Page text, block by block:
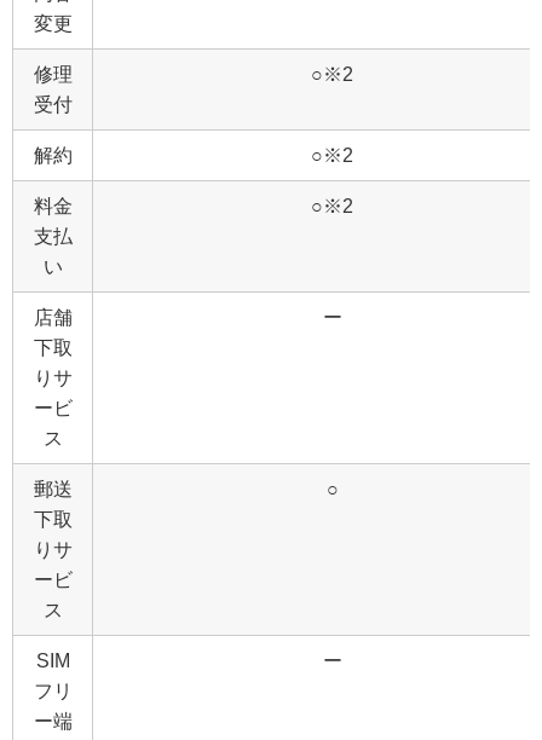
変更
修理
受付
○※2
解約 ○※2
料金
支払
い
○※2
店舗
下取
りサ
ービ
ス
ー
郵送
下取
りサ
ービ
ス
○
SIM
フリ
ー端
ー